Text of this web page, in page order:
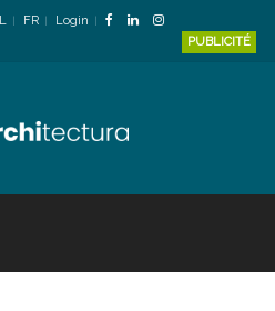
FR
Login
PUBLICITÉ